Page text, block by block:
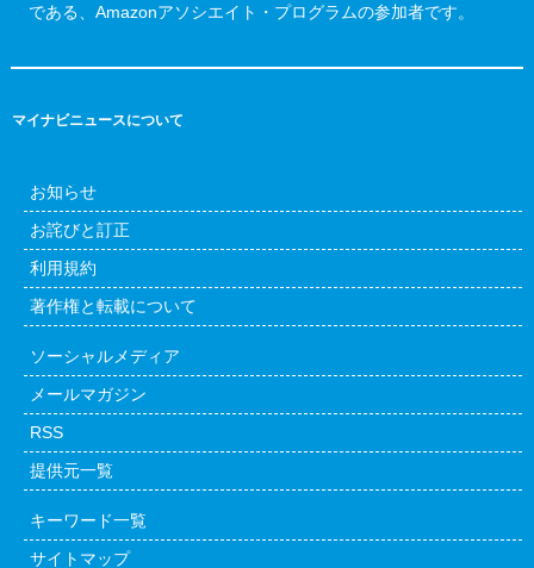
である、Amazonアソシエイト・プログラムの参加者です。
マイナビニュースについて
お知らせ
お詫びと訂正
利用規約
著作権と転載について
ソーシャルメディア
メールマガジン
RSS
提供元一覧
キーワード一覧
サイトマップ